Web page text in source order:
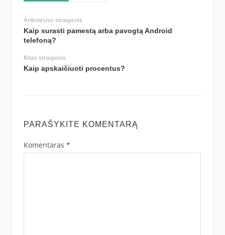
Ankstesnis straipsnis
Kaip surasti pamestą arba pavogtą Android
telefoną?
Kitas straipsnis
Kaip apskaičiuoti procentus?
PARAŠYKITE KOMENTARĄ
Komentaras *